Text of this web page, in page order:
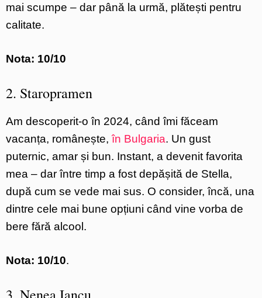
mai scumpe – dar până la urmă, plătești pentru
calitate.
Nota: 10/10
2. Staropramen
Am descoperit-o în 2024, când îmi făceam
vacanța, românește,în Bulgaria. Un gust
puternic, amar și bun. Instant, a devenit favorita
mea – dar între timp a fost depășită de Stella,
după cum se vede mai sus. O consider, încă, una
dintre cele mai bune opțiuni când vine vorba de
bere fără alcool.
Nota: 10/10.
3. Nenea Iancu